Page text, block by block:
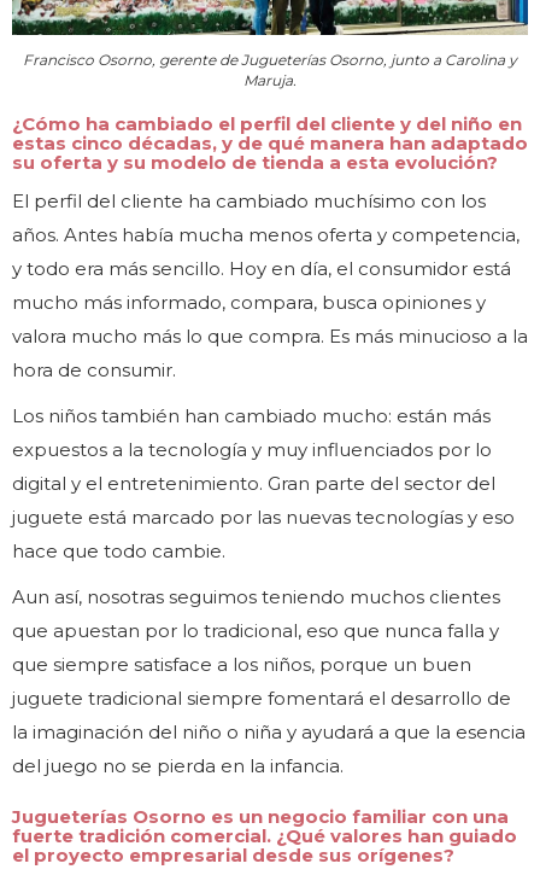
Francisco Osorno, gerente de Jugueterías Osorno, junto a Carolina y
Maruja.
¿Cómo ha cambiado el perfil del cliente y del niño en
estas cinco décadas, y de qué manera han adaptado
su oferta y su modelo de tienda a esta evolución?
El perfil del cliente ha cambiado muchísimo con los
años. Antes había mucha menos oferta y competencia,
y todo era más sencillo. Hoy en día, el consumidor está
mucho más informado, compara, busca opiniones y
valora mucho más lo que compra. Es más minucioso a la
hora de consumir.
Los niños también han cambiado mucho: están más
expuestos a la tecnología y muy influenciados por lo
digital y el entretenimiento. Gran parte del sector del
juguete está marcado por las nuevas tecnologías y eso
hace que todo cambie.
Aun así, nosotras seguimos teniendo muchos clientes
que apuestan por lo tradicional, eso que nunca falla y
que siempre satisface a los niños, porque un buen
juguete tradicional siempre fomentará el desarrollo de
la imaginación del niño o niña y ayudará a que la esencia
del juego no se pierda en la infancia.
Jugueterías Osorno es un negocio familiar con una
fuerte tradición comercial. ¿Qué valores han guiado
el proyecto empresarial desde sus orígenes?